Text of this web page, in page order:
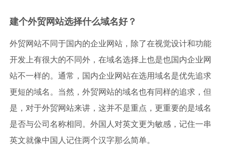
建个外贸网站选择什么域名好？
外贸网站不同于国内的企业网站，除了在视觉设计和功能
开发上有很大的不同外，在域名选择上也是也国内企业网
站不一样的。通常，国内企业网站在选用域名是优先追求
更短的域名。当然，外贸网站的域名也有同样的追求，但
是，对于外贸网站来讲，这并不是重点，更重要的是域名
是否与公司名称相同。外国人对英文更为敏感，记住一串
英文就像中国人记住两个汉字那么简单。